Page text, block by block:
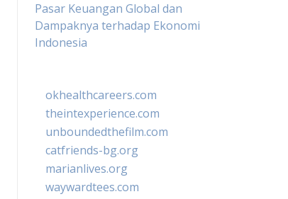
Pasar Keuangan Global dan
Dampaknya terhadap Ekonomi
Indonesia
okhealthcareers.com
theintexperience.com
unboundedthefilm.com
catfriends-bg.org
marianlives.org
waywardtees.com